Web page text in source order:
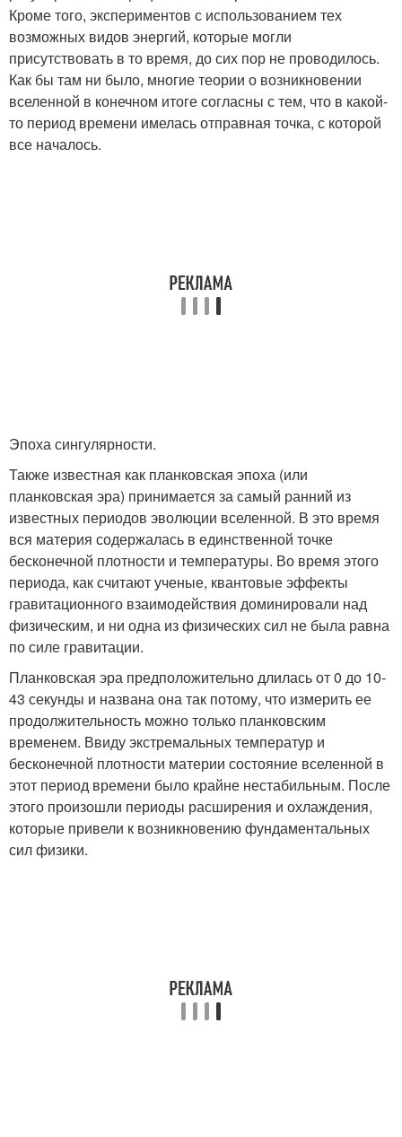
Кроме того, экспериментов с использованием тех
возможных видов энергий, которые могли
присутствовать в то время, до сих пор не проводилось.
Как бы там ни было, многие теории о возникновении
вселенной в конечном итоге согласны с тем, что в какой-
то период времени имелась отправная точка, с которой
все началось.
Эпоха сингулярности.
Также известная как планковская эпоха (или
планковская эра) принимается за самый ранний из
известных периодов эволюции вселенной. В это время
вся материя содержалась в единственной точке
бесконечной плотности и температуры. Во время этого
периода, как считают ученые, квантовые эффекты
гравитационного взаимодействия доминировали над
физическим, и ни одна из физических сил не была равна
по силе гравитации.
Планковская эра предположительно длилась от 0 до 10-
43 секунды и названа она так потому, что измерить ее
продолжительность можно только планковским
временем. Ввиду экстремальных температур и
бесконечной плотности материи состояние вселенной в
этот период времени было крайне нестабильным. После
этого произошли периоды расширения и охлаждения,
которые привели к возникновению фундаментальных
сил физики.